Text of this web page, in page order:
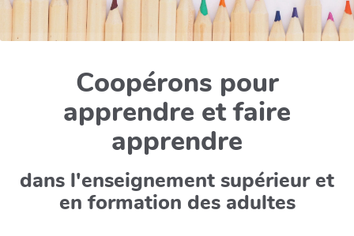
Coopérons pour
apprendre et faire
apprendre
dans l'enseignement supérieur et
en formation des adultes